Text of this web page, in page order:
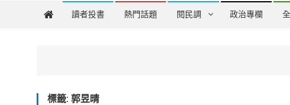
讀者投書 熱門話題 閱民調 政治專欄
標籤: 郭昱晴